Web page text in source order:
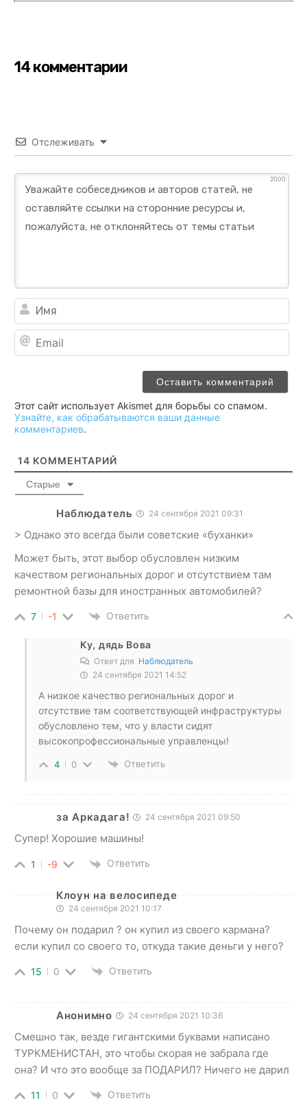
14 комментарии
Отслеживать
2000
Этот сайт использует Akismet для борьбы со спамом.
Узнайте, как обрабатываются ваши данные
комментариев.
14 КОММЕНТАРИЙ
Старые
Наблюдатель 24 сентября 2021 09:31
> Однако это всегда были советские «буханки»
Может быть, этот выбор обусловлен низким
качеством региональных дорог и отсутствием там
ремонтной базы для иностранных автомобилей?
7 -1 Ответить
Ку, дядь Вова
Ответ для Наблюдатель
24 сентября 2021 14:52
А низкое качество региональных дорог и
отсутствие там соответствующей инфраструктуры
обусловлено тем, что у власти сидят
высокопрофессиональные управленцы!
4 0 Ответить
за Аркадага! 24 сентября 2021 09:50
Супер! Хорошие машины!
1 -9 Ответить
Клоун на велосипеде
24 сентября 2021 10:17
Почему он подарил ? он купил из своего кармана?
если купил со своего то, откуда такие деньги у него?
15 0 Ответить
Анонимно 24 сентября 2021 10:36
Смешно так, везде гигантскими буквами написано
ТУРКМЕНИСТАН, это чтобы скорая не забрала где
она? И что это вообще за ПОДАРИЛ? Ничего не дарил
11 0 Ответить